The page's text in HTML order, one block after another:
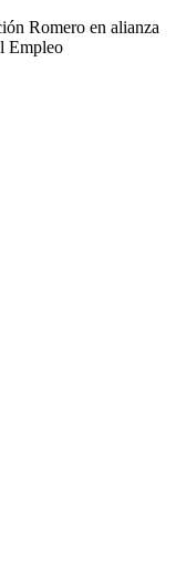
Romero en alianza
Empleo